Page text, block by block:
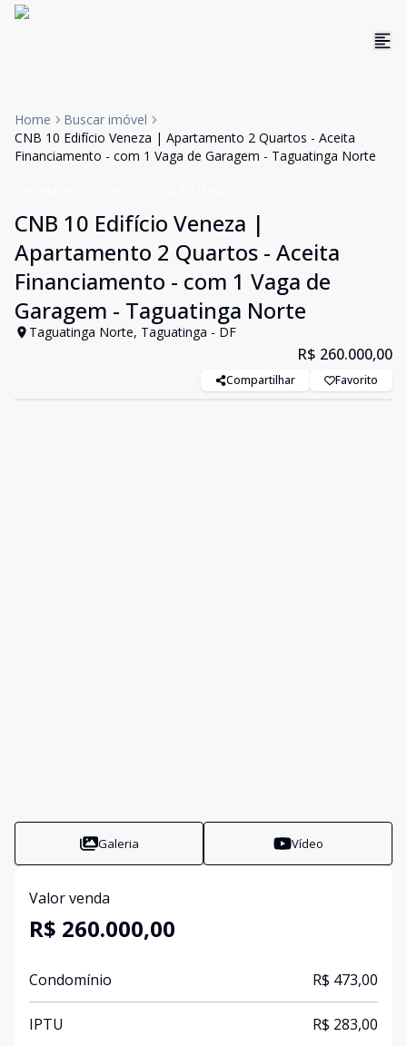
Home
Buscar imóvel
CNB 10 Edifício Veneza | Apartamento 2 Quartos - Aceita
Financiamento - com 1 Vaga de Garagem - Taguatinga Norte
CNB 10 Edifício Veneza |
Apartamento 2 Quartos - Aceita
Financiamento - com 1 Vaga de
Garagem - Taguatinga Norte
Taguatinga Norte, Taguatinga - DF
R$ 260.000,00
Compartilhar Favorito
Galeria Vídeo
Valor venda
R$ 260.000,00
Condomínio R$ 473,00
IPTU R$ 283,00